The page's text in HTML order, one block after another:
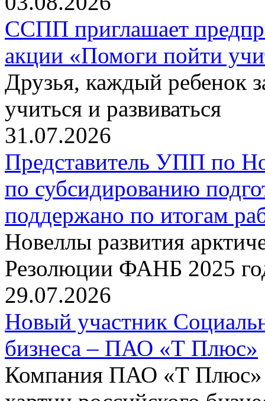
ССПП приглашает
акции «Помоги пойти
Друзья, каждый ребенок
учиться и развиваться
31.07.2026
Представитель УПП по
по субсидированию
поддержано по итогам
Новеллы развития
Резолюции ФАНБ 2025
29.07.2026
Новый участник
бизнеса – ПАО «Т Плюс»
Компания ПАО «Т Плюс»